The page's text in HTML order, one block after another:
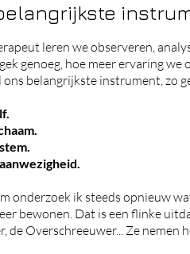
leren we observeren,
genoeg, hoe meer ervaring
ons belangrijkste instrument, zo
onderzoek ik steeds opnieuw
bewonen. Dat is een flinke
de Overschreeuwer... Ze